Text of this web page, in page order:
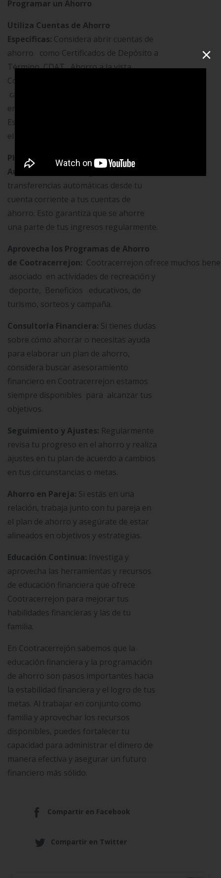
Programar un Ahorro
Utiliza Cuentas de Ahorro
Específicas: Considera abrir cuentas de
ahorro como Certificados de Depósito a
Término CDAT, Ahorro a la vista,
Coopkips, permanente y Programado
cada una específica para metas como
emergencias, educación o vacaciones.
Estas cuentas pueden ayudar a separar
el dinero y mantenerlo seguro.
Planificación de Ahorro
Automatizado:
Configura
transferencias automáticas desde tu
cuenta corriente a tus cuentas de
ahorro. Esto garantiza que se ahorre
una parte de tus ingresos regularmente.
Aprovecha los Programas de Ahorro
de Cootracerrejon: Cootracerrejon ofrece muchos
asociado en actividades de recreación y
deporte, Beneficios educativos, de
turismo, sorteos y campaña.
Consultoría Financiera: Si tienes dudas
sobre cómo ahorrar o necesitas ayuda
para elaborar un plan de ahorro,
considera buscar asesoramiento
financiero en Cootracerrejon estamos
siempre disponibles para alcanzar tus
objetivos.
Seguimiento y Ajustes: Regularmente
revisa tu progreso en el ahorro y realiza
ajustes en tu plan de acuerdo a cambios
en tus circunstancias o metas.
Ahorro en Pareja: Si estás en una
relación, trabaja junto con tu pareja en
el plan de ahorro y asegúrate de estar
alineados en objetivos y estrategias.
Educación Continua: Investiga y
aprovecha las herramientas y recursos
de educación financiera que ofrece
Cootracerrejon para mejorar tus
habilidades financieras y las de tu
familia.
En Cootracerrejón sabemos que la
educación financiera y la programación
de ahorro son pasos importantes hacia
la estabilidad financiera y el logro de tus
metas. Al trabajar en conjunto como
familia y aprovechar los recursos
disponibles, puedes fortalecer tu
capacidad para administrar el dinero de
manera efectiva y asegurar un futuro
financiero más sólido.
Compartir en Facebook
Compartir en Twitter
×